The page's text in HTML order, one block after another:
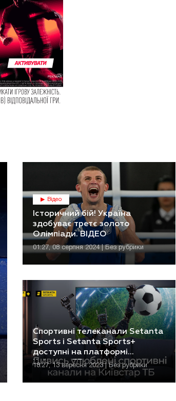
Відео
Історичний бій! Україна
здобуває третє золото
Олімпіади. ВІДЕО
01:27, 08 серпня 2024 | Без рубрики
Спортивні телеканали Setanta
Sports і Setanta Sports+
доступні на платформі
Київстар ТБ
18:27, 13 вересня 2023 | Без рубрики